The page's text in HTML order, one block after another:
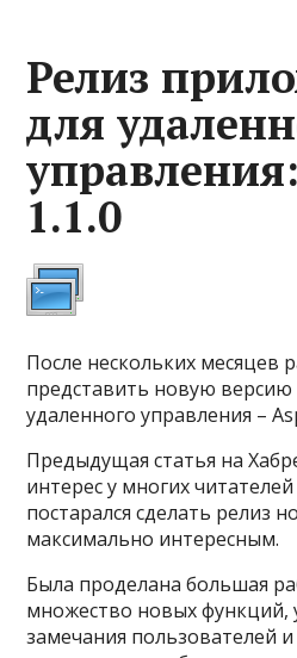
Релиз
для
1.1.0
После нескольких месяцев
представить новую
удаленного управления –
Предыдущая статья на
интерес у многих
постарался сделать релиз
максимально интересным.
Была проделана большая
множество новых функций,
замечания пользователей